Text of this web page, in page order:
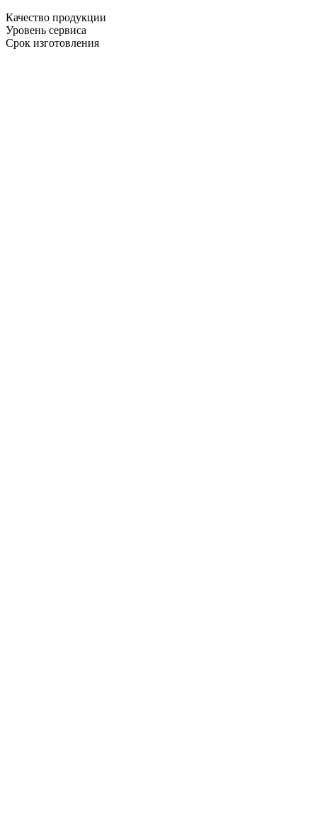
Качество продукции
Уровень сервиса
Срок изготовления